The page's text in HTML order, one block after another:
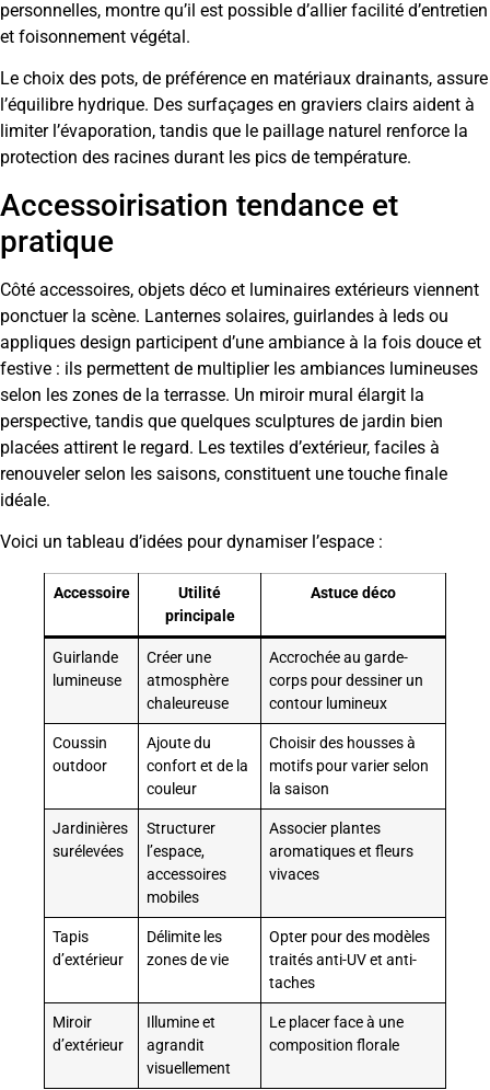
personnelles, montre qu’il est possible d’allier facilité d’entretien
et foisonnement végétal.
Le choix des pots, de préférence en matériaux drainants, assure
l’équilibre hydrique. Des surfaçages en graviers clairs aident à
limiter l’évaporation, tandis que le paillage naturel renforce la
protection des racines durant les pics de température.
Accessoirisation tendance et
pratique
Côté accessoires, objets déco et luminaires extérieurs viennent
ponctuer la scène. Lanternes solaires, guirlandes à leds ou
appliques design participent d’une ambiance à la fois douce et
festive : ils permettent de multiplier les ambiances lumineuses
selon les zones de la terrasse. Un miroir mural élargit la
perspective, tandis que quelques sculptures de jardin bien
placées attirent le regard. Les textiles d’extérieur, faciles à
renouveler selon les saisons, constituent une touche finale
idéale.
Voici un tableau d’idées pour dynamiser l’espace :
Accessoire
Utilité
principale
Astuce déco
Guirlande
lumineuse
Créer une
atmosphère
chaleureuse
Accrochée au garde-
corps pour dessiner un
contour lumineux
Coussin
outdoor
Ajoute du
confort et de la
couleur
Choisir des housses à
motifs pour varier selon
la saison
Jardinières
surélevées
Structurer
l’espace,
accessoires
mobiles
Associer plantes
aromatiques et fleurs
vivaces
Tapis
d’extérieur
Délimite les
zones de vie
Opter pour des modèles
traités anti-UV et anti-
taches
Miroir
d’extérieur
Illumine et
agrandit
visuellement
Le placer face à une
composition florale